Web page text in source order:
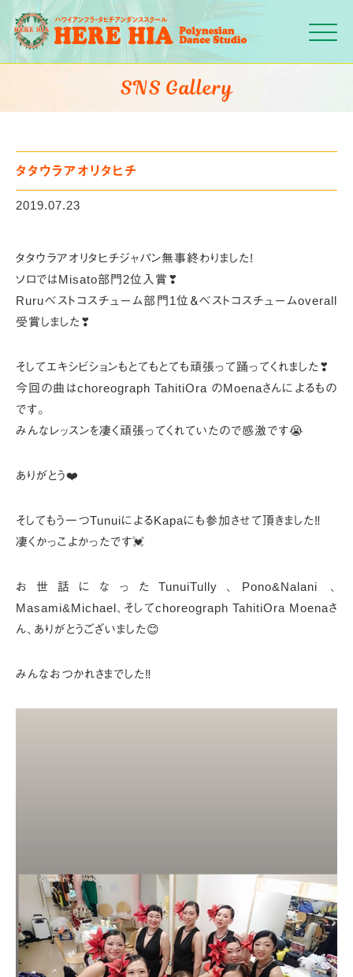
Click
SNS Gallery
タタウラアオリタヒチ
2019.07.23
タタウラアオリタヒチジャパン無事終わりました!
ソロではMisato部門2位入賞❣
Ruruベストコスチューム部門1位＆ベストコスチュームoverall
受賞しました❣
そしてエキシビションもとてもとても頑張って踊ってくれました❣
今回の曲はchoreograph TahitiOra のMoenaさんによるもの
です。
みんなレッスンを凄く頑張ってくれていたので感激です😭
ありがとう❤️
そしてもう一つTunuiによるKapaにも参加させて頂きました‼️
凄くかっこよかったです💓
お世話になったTunuiTully、Pono&Nalani 、
Masami&Michael、 そしてchoreograph TahitiOra Moenaさ
ん、ありがとうございました😊
みんなおつかれさまでした‼️